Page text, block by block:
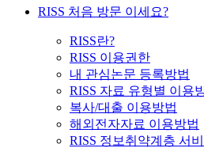
RISS 처음 방문 이세요?
RISS란?
RISS 이용권한
내 관심논문 등록방법
RISS 자료 유형별 이용
복사/대출 이용방법
해외전자자료 이용방법
RISS 정보취약계층 서